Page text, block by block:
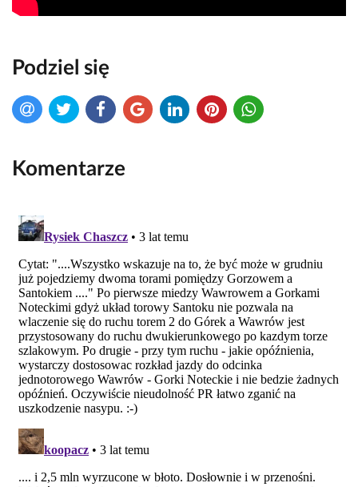
Podziel się
Komentarze